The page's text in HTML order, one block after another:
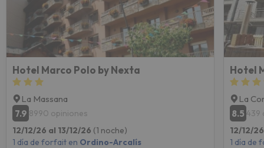
Hotel Marco Polo by Nexta
La Massana
7.9 8990 opiniones
12/12/26 al 13/12/26 (1 noche)
1 día de forfait en Ordino-Arcalís
Hotel
La
8.5 439
12/12/
1 día de